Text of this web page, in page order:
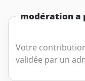
modération a
Votre
validée par un